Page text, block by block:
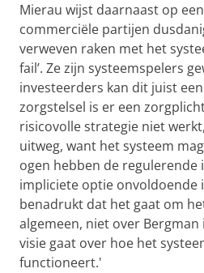
Mierau wijst daarnaast op
commerciële partijen
verweven raken met het
fail’. Ze zijn systeemspelers
investeerders kan dit juist
zorgstelsel is er een
risicovolle strategie niet
uitweg, want het systeem
ogen hebben de regulerende
impliciete optie onvoldoende
benadrukt dat het gaat om
algemeen, niet over
visie gaat over hoe het
functioneert.'